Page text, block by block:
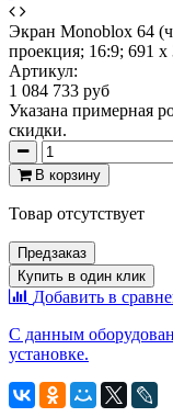
Экран Monoblox 64
проекция; 16:9; 691 x
Артикул:
1 084 733 руб
Указана примерная
скидки.
В корзину
Товар отсутствует
Предзаказ
Купить в один клик
Добавить в
С данным
установке.